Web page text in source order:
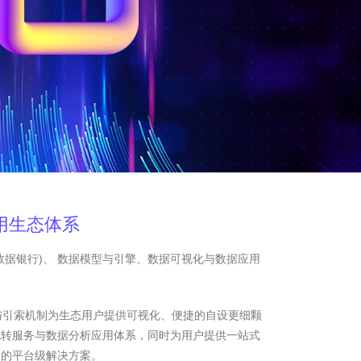
生态体系
银行)、 数据模型与引擎、数据可视化与数据应用
索机制为生态用户提供可视化、便捷的自设更细颗
服务与数据分析应用体系，同时为用户提供一站式
平台级解决方案。